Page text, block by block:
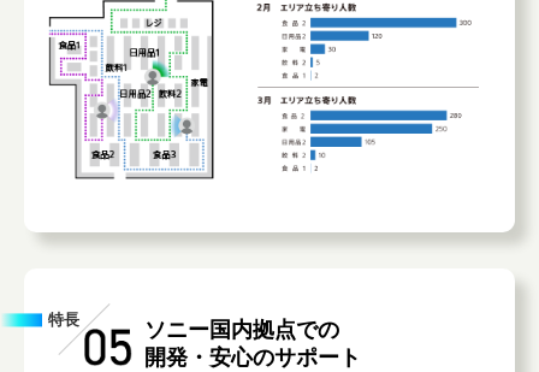
特長
ソニー国内拠点での
開発・安心のサポート